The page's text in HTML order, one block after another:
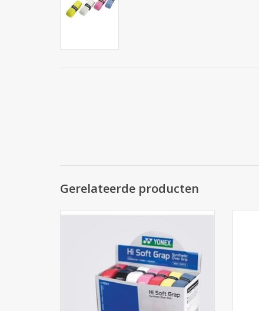
Gerelateerde producten
Yonex Grip
TOEVOEGEN AAN WINKELWAGEN